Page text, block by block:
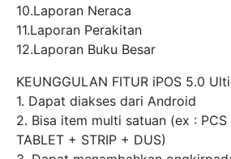
10.Laporan Neraca
11.Laporan Perakitan
12.Laporan Buku Besar
KEUNGGULAN FITUR iPOS 5.0
1. Dapat diakses dari Android
2. Bisa item multi satuan (ex :
TABLET + STRIP + DUS)